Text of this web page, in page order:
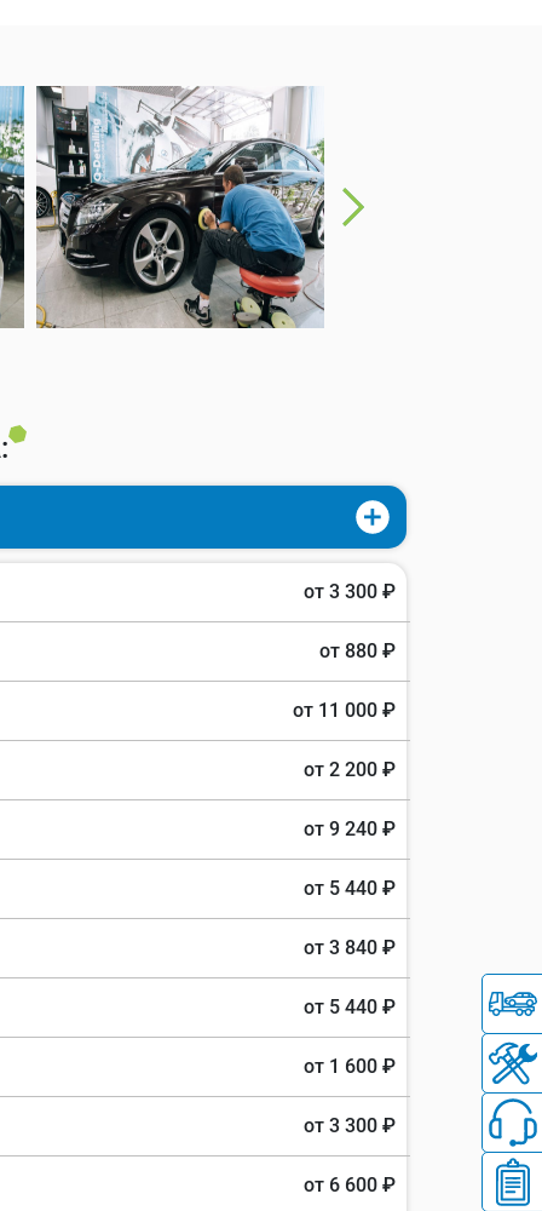
от 3 300 ₽
от 880 ₽
от 11 000 ₽
от 2 200 ₽
от 9 240 ₽
от 5 440 ₽
от 3 840 ₽
от 5 440 ₽
от 1 600 ₽
от 3 300 ₽
от 6 600 ₽